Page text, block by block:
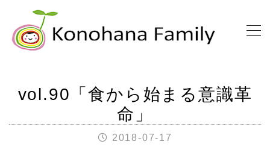
vol.90「食から始まる意識革
命」
2018-07-17